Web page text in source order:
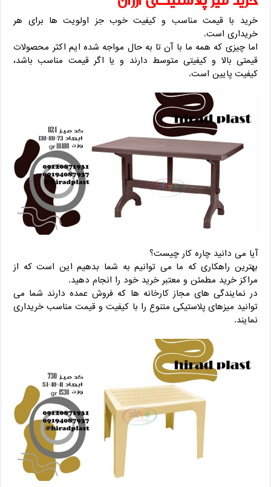
خرید با قیمت مناسب و کیفیت خوب جز اولویت ها برای هر
خریداری است.
اما چیزی که همه ما با آن تا به حال مواجه شده ایم اکثر محصولات
قیمتی بالا و کیفیتی متوسط دارند و یا اگر قیمت مناسب باشد،
کیفیت پایین است.
آیا می دانید چاره کار چیست؟
بهترین راهکاری که ما می توانیم به شما بدهیم این است که از
مراکز خرید مطمئن و معتبر خرید خود را انجام دهید.
در نمایندگی های مجاز کارخانه ها که فروش عمده دارند شما می
توانید میزهای پلاستیکی متنوع را با کیفیت و قیمت مناسب خریداری
نمایند.